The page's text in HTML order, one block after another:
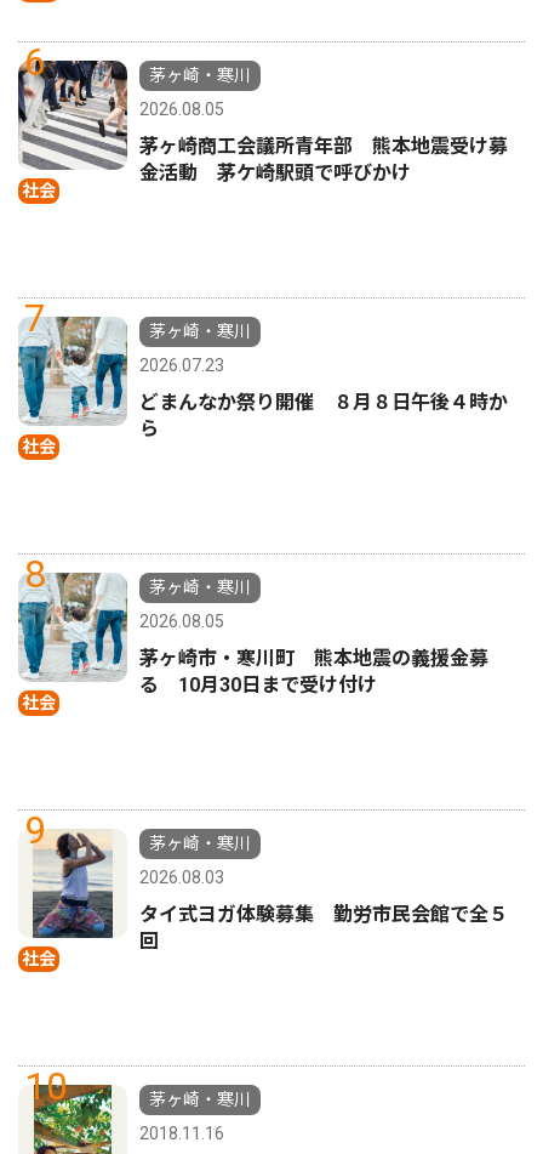
6
社会
茅ヶ崎・寒川
2026.08.05
茅ヶ崎商工会議所青年部 熊本地震受け募
金活動 茅ケ崎駅頭で呼びかけ
7
社会
茅ヶ崎・寒川
2026.07.23
どまんなか祭り開催 ８月８日午後４時か
ら
8
社会
茅ヶ崎・寒川
2026.08.05
茅ヶ崎市・寒川町 熊本地震の義援金募
る 10月30日まで受け付け
9
社会
茅ヶ崎・寒川
2026.08.03
タイ式ヨガ体験募集 勤労市民会館で全５
回
10
茅ヶ崎・寒川
2018.11.16